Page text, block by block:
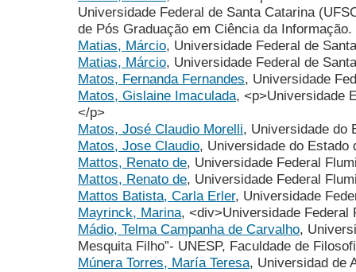
Universidade Federal de Santa Catarina
de Pós Graduação em Ciência da Informação.
Matias, Márcio, Universidade Federal de
Matias, Márcio, Universidade Federal de
Matos, Fernanda Fernandes, Universidade
Matos, Gislaine Imaculada, <p>Universidade
</p>
Matos, José Claudio Morelli, Universidade do
Matos, Jose Claudio, Universidade do Estado
Mattos, Renato de, Universidade Federal
Mattos, Renato de, Universidade Federal
Mattos Batista, Carla Erler, Universidade
Mayrinck, Marina, <div>Universidade Federal
Mádio, Telma Campanha de Carvalho,
Mesquita Filho”- UNESP, Faculdade de
Múnera Torres, María Teresa, Universidad de